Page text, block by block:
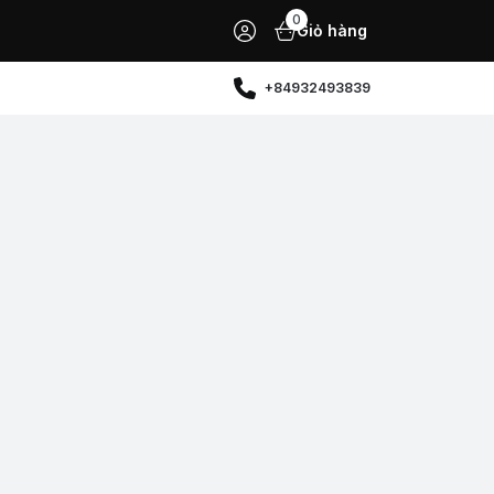
0
Giỏ hàng
+84932493839